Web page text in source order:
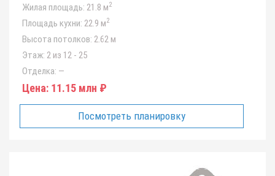
Жилая площадь: 21.8 м2
Площадь кухни: 22.9 м2
Высота потолков: 2.62 м
Этаж: 2 из 12 - 25
Отделка: —
Цена: 11.15 млн ₽
Посмотреть планировку